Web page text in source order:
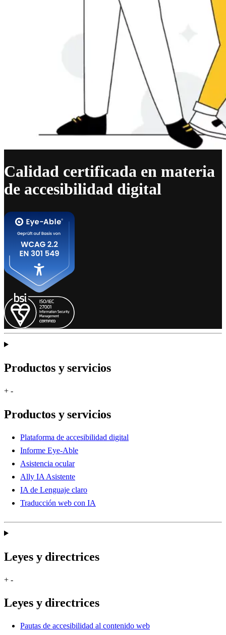
Calidad certificada en materia
de accesibilidad digital
Productos y servicios
+ -
Productos y servicios
Plataforma de accesibilidad digital
Informe Eye-Able
Asistencia ocular
Ally IA Asistente
IA de Lenguaje claro
Traducción web con IA
Leyes y directrices
+ -
Leyes y directrices
Pautas de accesibilidad al contenido web